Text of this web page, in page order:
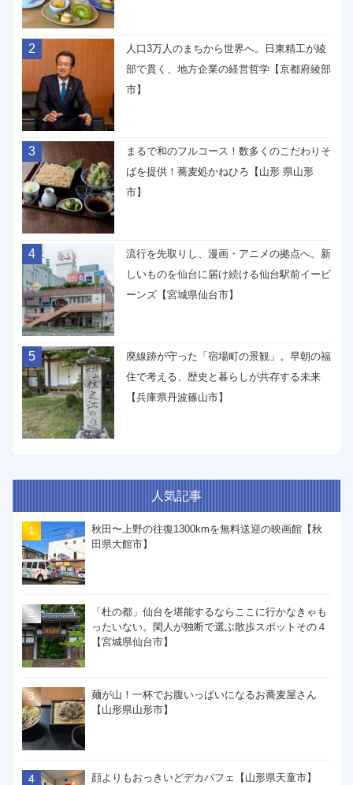
2
人口3万人のまちから世界へ。日東精工が綾
部で貫く、地方企業の経営哲学【京都府綾部
市】
3
まるで和のフルコース！数多くのこだわりそ
ばを提供！蕎麦処かねひろ【山形 県山形
市】
4
流行を先取りし、漫画・アニメの拠点へ。新
しいものを仙台に届け続ける仙台駅前イービ
ーンズ【宮城県仙台市】
5
廃線跡が守った「宿場町の景観」。早朝の福
住で考える、歴史と暮らしが共存する未来
【兵庫県丹波篠山市】
人気記事
秋田〜上野の往復1300kmを無料送迎の映画館【秋
田県大館市】
「杜の都」仙台を堪能するならここに行かなきゃも
ったいない。閑人が独断で選ぶ散歩スポットその４
【宮城県仙台市】
麺が山！一杯でお腹いっぱいになるお蕎麦屋さん
【山形県山形市】
顔よりもおっきいどデカパフェ【山形県天童市】